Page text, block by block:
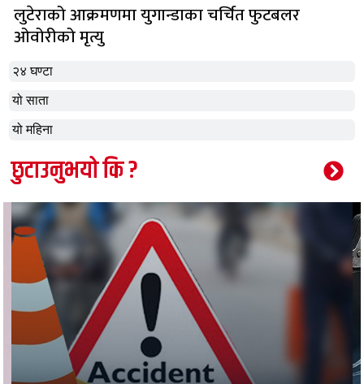
२४ घण्टा
यो साता
यो महिना
लुटेराको आक्रमणमा युगान्डाका चर्चित फुटबलर
ओवोरीको मृत्यु
छुटाउनुभयो कि ?